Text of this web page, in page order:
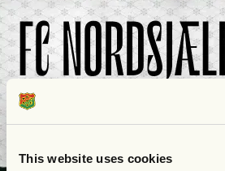
This website uses cookies